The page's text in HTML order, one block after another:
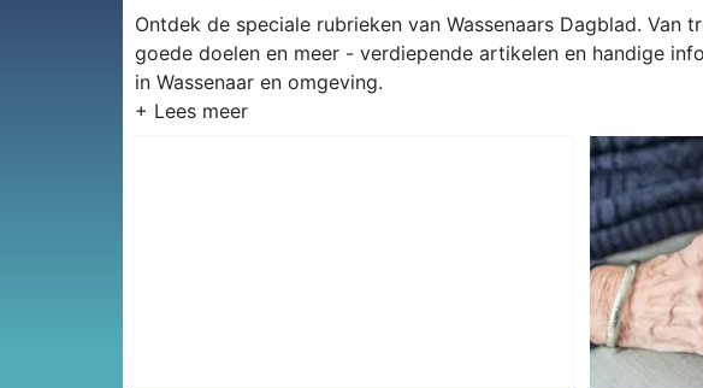
Ontdek de speciale rubrieken van Wassenaars Dagblad. Van
goede doelen en meer - verdiepende artikelen en handige
in Wassenaar en omgeving.